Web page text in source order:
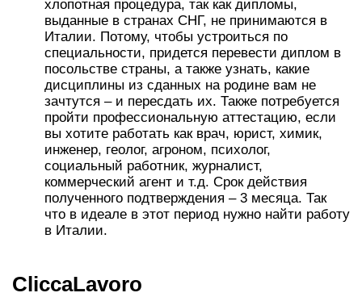
хлопотная процедура, так как дипломы,
выданные в странах СНГ, не принимаются в
Италии. Потому, чтобы устроиться по
специальности, придется перевести диплом в
посольстве страны, а также узнать, какие
дисциплины из сданных на родине вам не
зачтутся – и пересдать их. Также потребуется
пройти профессиональную аттестацию, если
вы хотите работать как врач, юрист, химик,
инженер, геолог, агроном, психолог,
социальный работник, журналист,
коммерческий агент и т.д. Срок действия
полученного подтверждения – 3 месяца. Так
что в идеале в этот период нужно найти работу
в Италии.
CliccaLavoro